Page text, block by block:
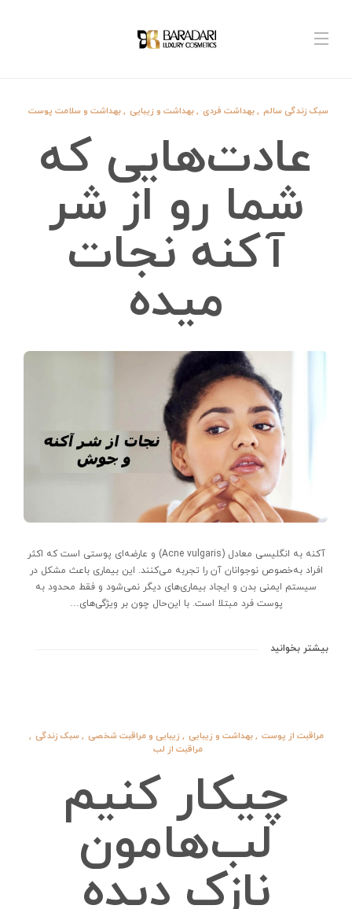
سبک زندگی سالم ,بهداشت فردی ,بهداشت و زیبایی ,بهداشت و سلامت پوست
عادت‌هایی که
شما رو از شر
آکنه نجات
میده
آکنه به انگلیسی معادل (Acne vulgaris) و عارضه‌ای پوستی است که اکثر
افراد به‌خصوص نوجوانان آن را تجربه می‌کنند. این بیماری باعث مشکل در
سیستم ایمنی بدن و ایجاد بیماری‌های دیگر نمی‌شود و فقط محدود به
پوست فرد مبتلا است. با این‌حال چون بر ویژگی‌های…
بیشتر بخوانید
مراقبت از پوست ,بهداشت و زیبایی , زیبایی و مراقبت شخصی ,سبک زندگی ,
مراقبت از لب
چیکار کنیم
لب‌هامون
نازک دیده